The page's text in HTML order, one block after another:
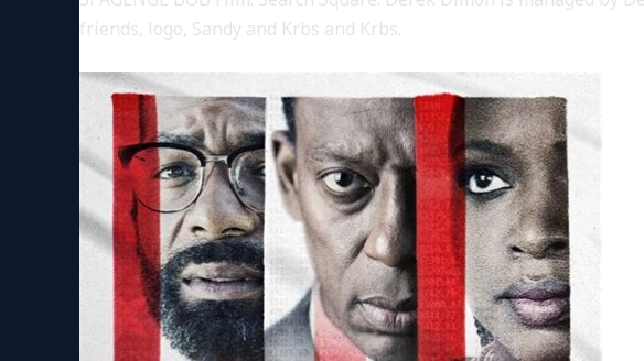
friends, logo, Sandy and Krbs and Krbs.